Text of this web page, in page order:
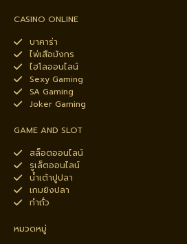
CASINO ONLINE
บาคาร่า
ไพ่เสือมังกร
ไฮโลออนไลน์
Sexy Gaming
SA Gaming
Joker Gaming
GAME AND SLOT
สล็อตออนไลน์
รูเล็ตออนไลน์
น้ำเต้าปูปลา
เกมยิงปลา
กำถั่ว
หมวดหมู่